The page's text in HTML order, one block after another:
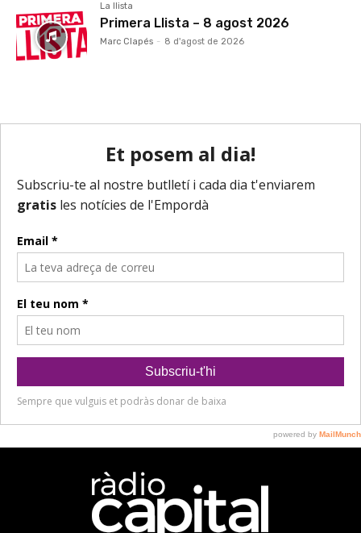
La llista
Primera Llista – 8 agost 2026
Marc Clapés - 8 d'agost de 2026